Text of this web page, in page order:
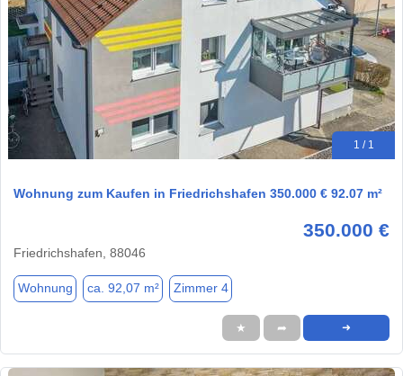
1 / 1
Wohnung zum Kaufen in Friedrichshafen 350.000 € 92.07 m²
350.000 €
Friedrichshafen, 88046
Wohnung ca. 92,07 m² Zimmer 4
★ ➦ ➜